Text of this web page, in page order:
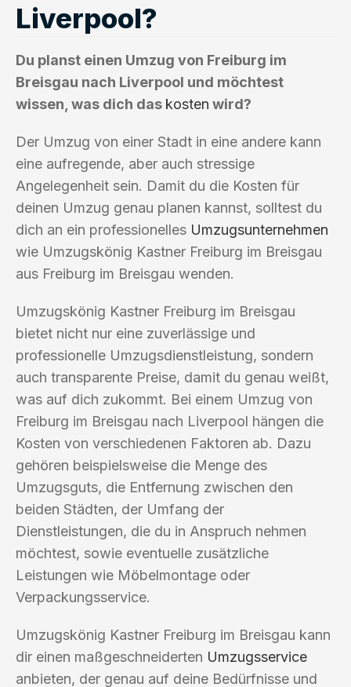
Liverpool?
Du planst einen Umzug von Freiburg im
Breisgau nach Liverpool und möchtest
wissen, was dich das kosten wird?
Der Umzug von einer Stadt in eine andere kann
eine aufregende, aber auch stressige
Angelegenheit sein. Damit du die Kosten für
deinen Umzug genau planen kannst, solltest du
dich an ein professionelles Umzugsunternehmen
wie Umzugskönig Kastner Freiburg im Breisgau
aus Freiburg im Breisgau wenden.
Umzugskönig Kastner Freiburg im Breisgau
bietet nicht nur eine zuverlässige und
professionelle Umzugsdienstleistung, sondern
auch transparente Preise, damit du genau weißt,
was auf dich zukommt. Bei einem Umzug von
Freiburg im Breisgau nach Liverpool hängen die
Kosten von verschiedenen Faktoren ab. Dazu
gehören beispielsweise die Menge des
Umzugsguts, die Entfernung zwischen den
beiden Städten, der Umfang der
Dienstleistungen, die du in Anspruch nehmen
möchtest, sowie eventuelle zusätzliche
Leistungen wie Möbelmontage oder
Verpackungsservice.
Umzugskönig Kastner Freiburg im Breisgau kann
dir einen maßgeschneiderten Umzugsservice
anbieten, der genau auf deine Bedürfnisse und